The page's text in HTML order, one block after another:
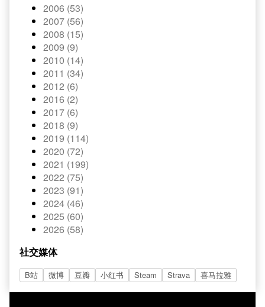
2006 (53)
2007 (56)
2008 (15)
2009 (9)
2010 (14)
2011 (34)
2012 (6)
2016 (2)
2017 (6)
2018 (9)
2019 (114)
2020 (72)
2021 (199)
2022 (75)
2023 (91)
2024 (46)
2025 (60)
2026 (58)
社交媒体
B站 微博 豆瓣 小红书 Steam Strava 喜马拉雅